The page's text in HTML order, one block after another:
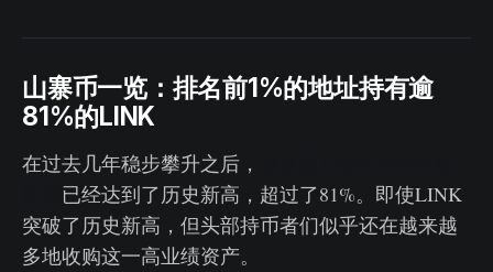
山寨币一览：排名前1%的地址持有逾
81%的LINK
在过去几年稳步攀升之后，
已经达到了历史新高，超过了81%。即使LINK
突破了历史新高，但头部持币者们似乎还在越来越
多地收购这一高业绩资产。